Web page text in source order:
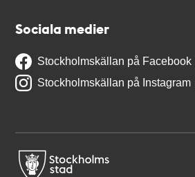
Sociala medier
Stockholmskällan på Facebook
Stockholmskällan på Instagram